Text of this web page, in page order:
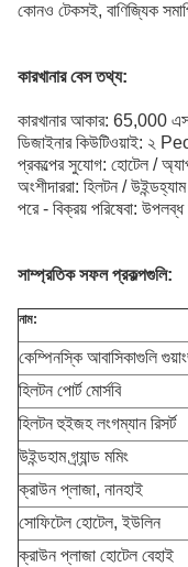
কোনও টেকসই, বাণিজ্যিক
কারখানার বেস তথ্য:
কারখানার আকার: 65,000
ডিজাইনার কিউটিওয়াই: ২
প্রকল্পের সুযোগ: হোটেল /
অংশীদাররা: হিলটন /
পরে - বিক্রয় পরিষেবা: উপলব্ধ
সাম্প্রতিক সফল প্রকল্পগুলি:
নাম:
কেম্পিনস্কি আবাসিকাগুলি
হিলটন পোর্ট মোর্সবি
হিলটন হুইজহ লংগম্যান রিসর্ট
উইন্ডহাম গ্র্যান্ড মমিং
ক্রাউন প্লাজা, নানহাই
সোফিটেল হোটেল, ইউলিন
ক্রাউন প্লাজা হোটেল বেহাই